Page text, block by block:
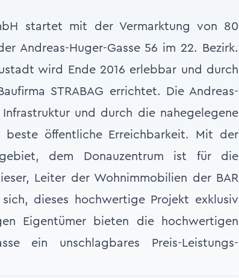
startet mit der Vermarktung von 80
Andreas-Huger-Gasse 56 im 22. Bezirk.
wird Ende 2016 erlebbar und durch
STRABAG errichtet. Die Andreas-
und durch die nahegelegene
beste öffentliche Erreichbarkeit. Mit der
dem Donauzentrum ist für die
Leiter der Wohnimmobilien der BAR
dieses hochwertige Projekt exklusiv
Eigentümer bieten die hochwertigen
ein unschlagbares Preis-Leistungs-